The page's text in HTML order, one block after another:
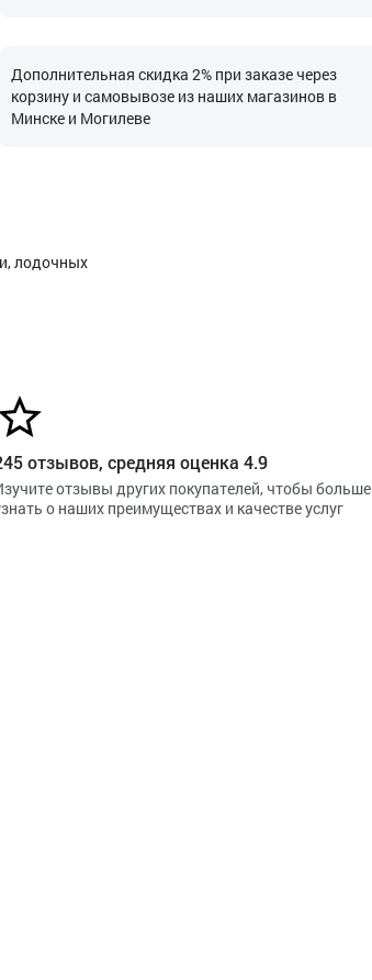
Дополнительная скидка 2% при заказе через
корзину и самовывозе из наших магазинов в
Минске и Могилеве
лодочных
отзывов, средняя оценка 4.9
отзывы других покупателей, чтобы больше
о наших преимуществах и качестве услуг